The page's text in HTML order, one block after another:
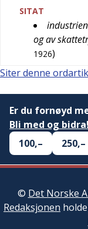
SITAT
og av
1926)
Siter denne
Er du fornøyd
Bli med og bidra!
100,–
250,–
© Det Norske
Redaksjonen